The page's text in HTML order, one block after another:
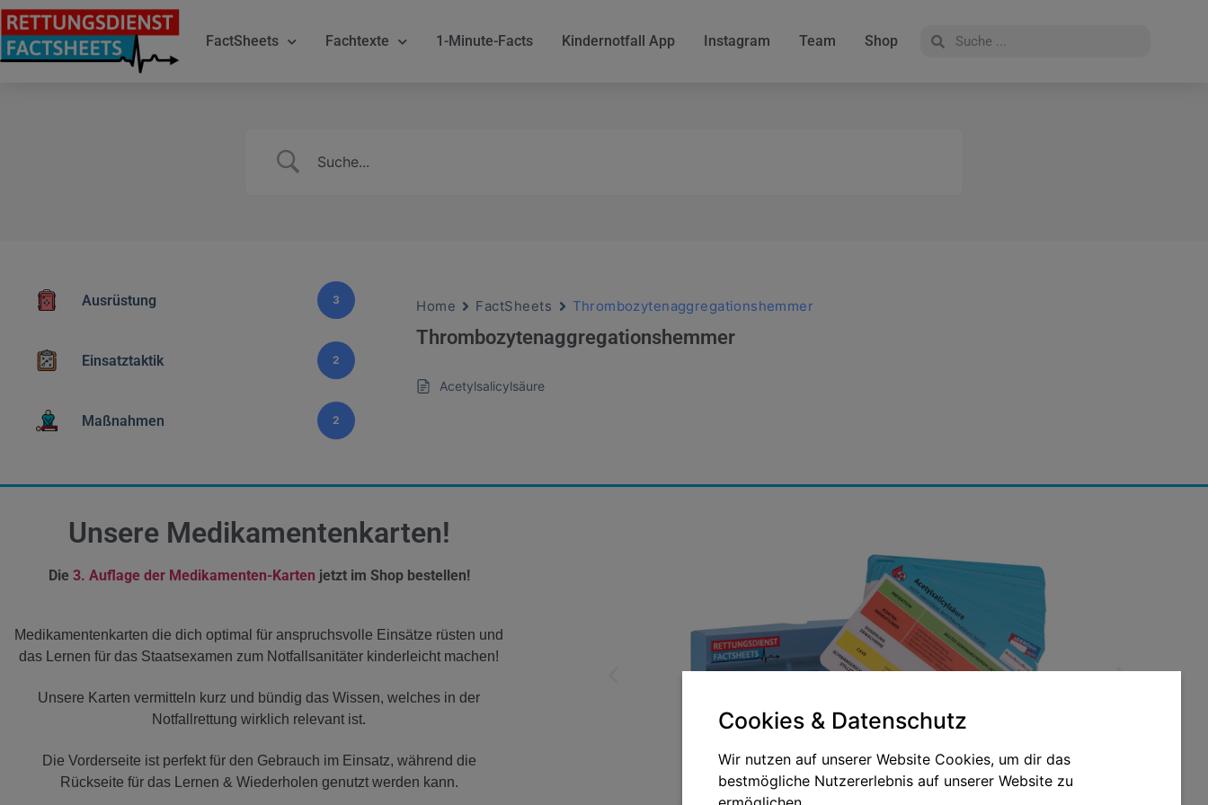
FactSheets Fachtexte 1-Minute-Facts Kindernotfall App Instagram Team Shop
Ausrüstung 3
Einsatztaktik 2
Maßnahmen 2
Home FactSheets Thrombozytenaggregationshemmer
Thrombozytenaggregationshemmer
Acetylsalicylsäure
Unsere Medikamentenkarten!
Die 3. Auflage der Medikamenten-Karten jetzt im Shop bestellen!
Medikamentenkarten die dich optimal für anspruchsvolle Einsätze rüsten und
das Lernen für das Staatsexamen zum Notfallsanitäter kinderleicht machen!
Unsere Karten vermitteln kurz und bündig das Wissen, welches in der
Notfallrettung wirklich relevant ist.
Die Vorderseite ist perfekt für den Gebrauch im Einsatz, während die
Rückseite für das Lernen & Wiederholen genutzt werden kann.
Cookies & Datenschutz
Wir nutzen auf unserer Website Cookies, um dir das
bestmögliche Nutzererlebnis auf unserer Website zu